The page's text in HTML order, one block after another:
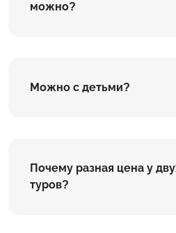
можно?
Можно с детьми?
Почему разная цена у
туров?